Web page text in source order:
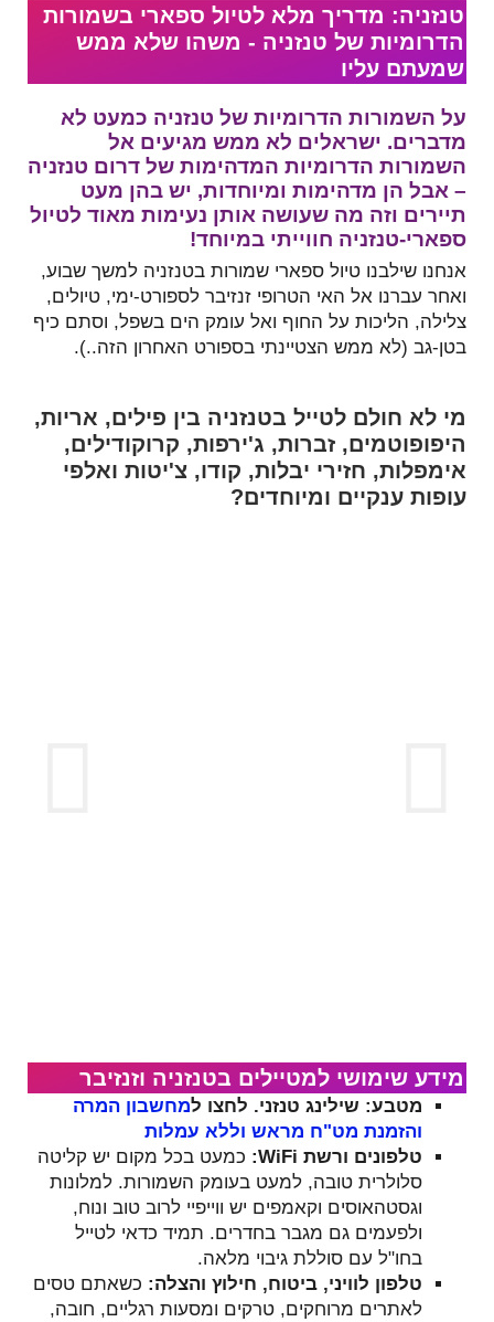
טנזניה: מדריך מלא לטיול ספארי בשמורות
הדרומיות של טנזניה - משהו שלא ממש
שמעתם עליו
על השמורות הדרומיות של טנזניה כמעט לא
מדברים. ישראלים לא ממש מגיעים אל
השמורות הדרומיות המדהימות של דרום טנזניה
– אבל הן מדהימות ומיוחדות, יש בהן מעט
תיירים וזה מה שעושה אותן נעימות מאוד לטיול
ספארי-טנזניה חווייתי במיוחד!
אנחנו שילבנו טיול ספארי שמורות בטנזניה למשך שבוע,
ואחר עברנו אל האי הטרופי זנזיבר לספורט-ימי, טיולים,
צלילה, הליכות על החוף ואל עומק הים בשפל, וסתם כיף
בטן-גב (לא ממש הצטיינתי בספורט האחרון הזה..).
מי לא חולם לטייל בטנזניה בין פילים, אריות,
היפופוטמים, זברות, ג'ירפות, קרוקודילים,
אימפלות, חזירי יבלות, קודו, צ'יטות ואלפי
עופות ענקיים ומיוחדים?
מידע שימושי למטיילים ב​טנזניה וזנזיבר
מטבע: שילינג טנזני. לחצו למחשבון המרה
והזמנת מט"ח מראש וללא עמלות
טלפונים ורשת WiFi:
כמעט בכל מקום יש קליטה
סלולרית טובה, למעט בעומק השמורות. למלונות
וגסטהאוסים וקאמפים יש ווייפיי לרוב טוב ונוח,
ולפעמים גם מגבר בחדרים. תמיד כדאי לטייל
בחו"ל עם סוללת גיבוי מלאה.
טלפון לוויני, ביטוח, חילוץ והצלה: כשאתם טסים
לאתרים מרוחקים, טרקים ומסעות רגליים, חובה,